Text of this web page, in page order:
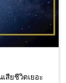
สียชีวิตเยอะ